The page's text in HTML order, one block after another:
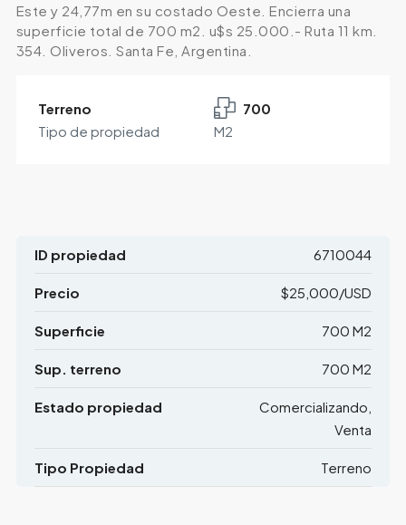
Este y 24,77m en su costado Oeste. Encierra una
superficie total de 700 m2. u$s 25.000.- Ruta 11 km.
354. Oliveros. Santa Fe, Argentina.
Terreno
Tipo de propiedad
700
M2
ID propiedad 6710044
Precio $25,000/USD
Superficie 700 M2
Sup. terreno 700 M2
Estado propiedad
Comercializando,
Venta
Tipo Propiedad Terreno